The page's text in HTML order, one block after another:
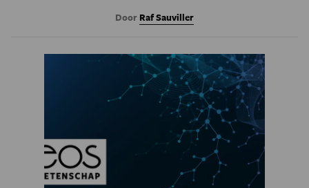
Door Raf Sauviller